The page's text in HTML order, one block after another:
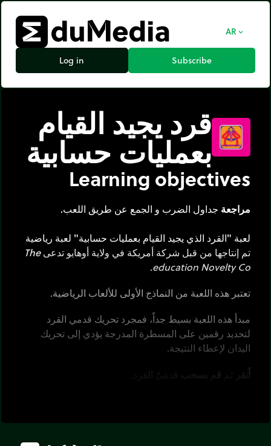
AR expand_more
Log in Subscribe
قرد يجيد القيام
بعمليات حسابية
Learning objectives
مراجعة جداول الضرب و الجمع عن طريق اللعب.
لعبة "القرد الذي يجيد القيام بعمليات حسابية" لعبة رياضية
تم إنتاجها من قبل شركة أمريكة في ولاية أوهايو تدعىThe
education Novelty Co
.
تعتبر هذه اللعبة من النماذج الأولى للألعاب الرياضية.
مبدأ هذه اللعبة بسيط جداً، فمجرد تحريك قدمي القرد
لتحديد رقمين على المسطرة المدرجة يؤدي إلى تحريك
اليدان لإعطاء النتيجة.
اُنقر ثم قم بسحب قدمَيْ القرد.